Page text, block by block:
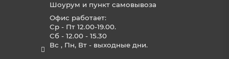
Шоурум и пункт самовывоза
Офис работает:
Ср - Пт 12.00-19.00.
Сб - 12.00 - 15.30
Вс , Пн, Вт - выходные дни.